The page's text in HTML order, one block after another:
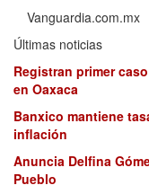
Vanguardia.com.mx
Últimas noticias
Registran primer
en Oaxaca
Banxico mantiene
inflación
Anuncia Delfina
Pueblo